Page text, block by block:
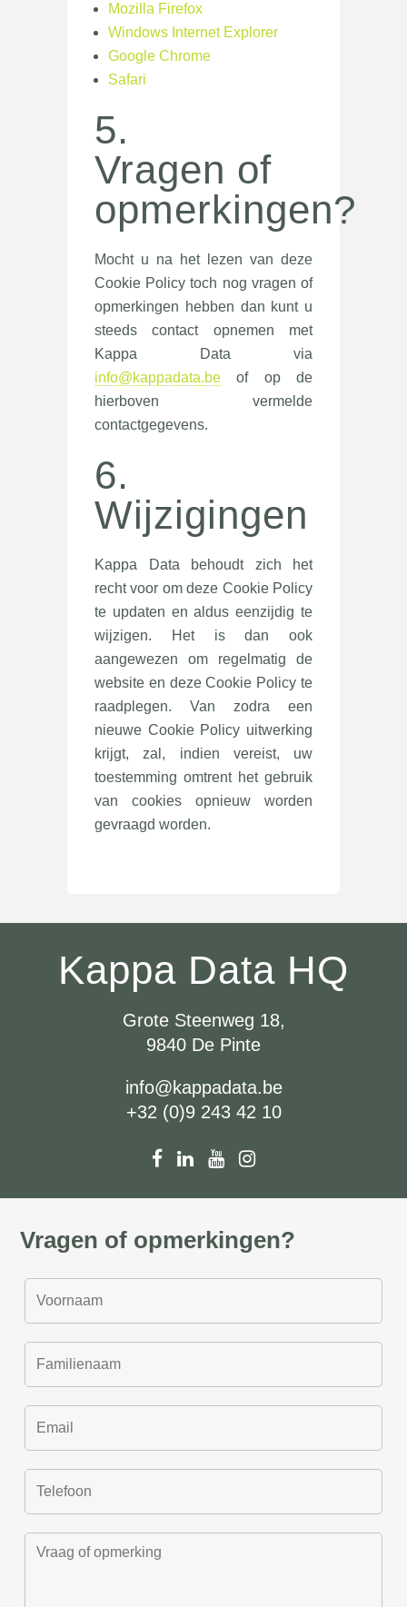
Mozilla Firefox
Windows Internet Explorer
Google Chrome
Safari
5.
Vragen of
opmerkingen?
Mocht u na het lezen van deze
Cookie Policy toch nog vragen of
opmerkingen hebben dan kunt u
steeds contact opnemen met
Kappa Data via
info@kappadata.be of op de
hierboven vermelde
contactgegevens.
6.
Wijzigingen
Kappa Data behoudt zich het
recht voor om deze Cookie Policy
te updaten en aldus eenzijdig te
wijzigen. Het is dan ook
aangewezen om regelmatig de
website en deze Cookie Policy te
raadplegen. Van zodra een
nieuwe Cookie Policy uitwerking
krijgt, zal, indien vereist, uw
toestemming omtrent het gebruik
van cookies opnieuw worden
gevraagd worden.
Kappa Data HQ
Grote Steenweg 18,
9840 De Pinte
info@kappadata.be
+32 (0)9 243 42 10
Vragen of opmerkingen?